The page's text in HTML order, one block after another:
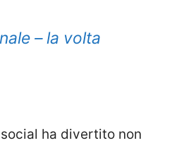
– la volta
ha divertito non